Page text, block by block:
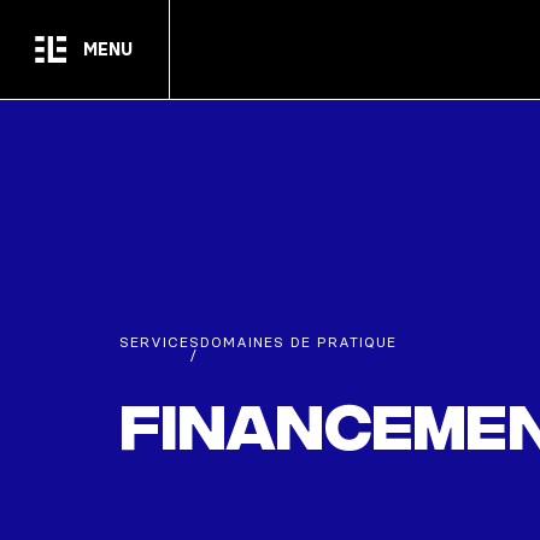
MENU
SERVICES
/
DOMAINES DE PRATIQUE